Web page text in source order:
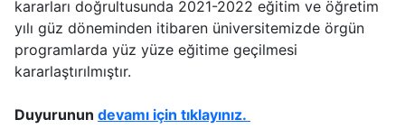
kararları doğrultusunda 2021-2022 eğitim ve öğretim
yılı güz döneminden itibaren üniversitemizde örgün
programlarda yüz yüze eğitime geçilmesi
kararlaştırılmıştır.
Duyurunun devamı için tıklayınız.